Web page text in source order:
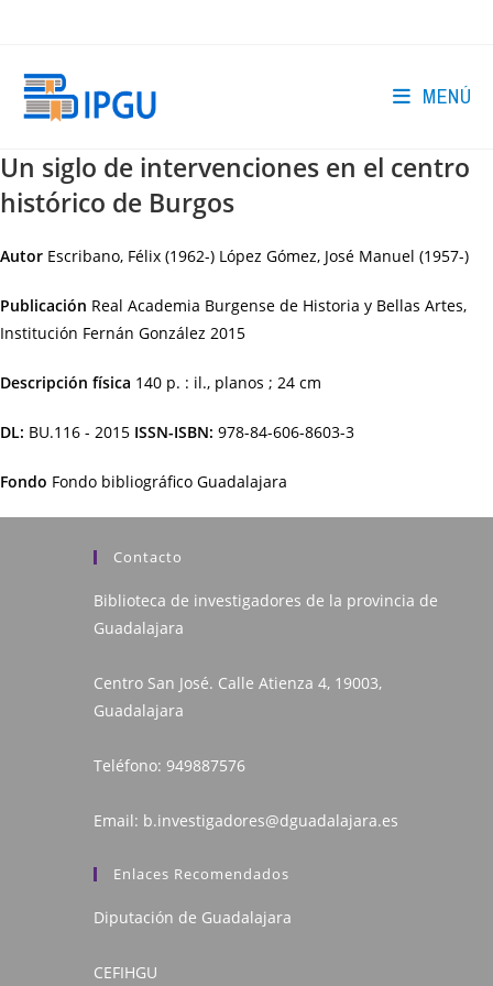
MENÚ
Un siglo de intervenciones en el centro
histórico de Burgos
Autor Escribano, Félix (1962-) López Gómez, José Manuel (1957-)
Publicación Real Academia Burgense de Historia y Bellas Artes,
Institución Fernán González 2015
Descripción física 140 p. : il., planos ; 24 cm
DL: BU.116 - 2015 ISSN-ISBN: 978-84-606-8603-3
Fondo Fondo bibliográfico Guadalajara
Contacto
Biblioteca de investigadores de la provincia de
Guadalajara
Centro San José. Calle Atienza 4, 19003,
Guadalajara
Teléfono: 949887576
Email: b.investigadores@dguadalajara.es
Enlaces Recomendados
Diputación de Guadalajara
CEFIHGU